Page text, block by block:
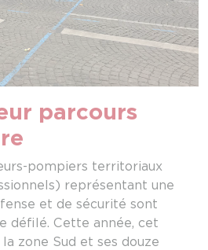
parcours
pompiers territoriaux
représentant une
et de sécurité sont
défilé. Cette année, cet
zone Sud et ses douze